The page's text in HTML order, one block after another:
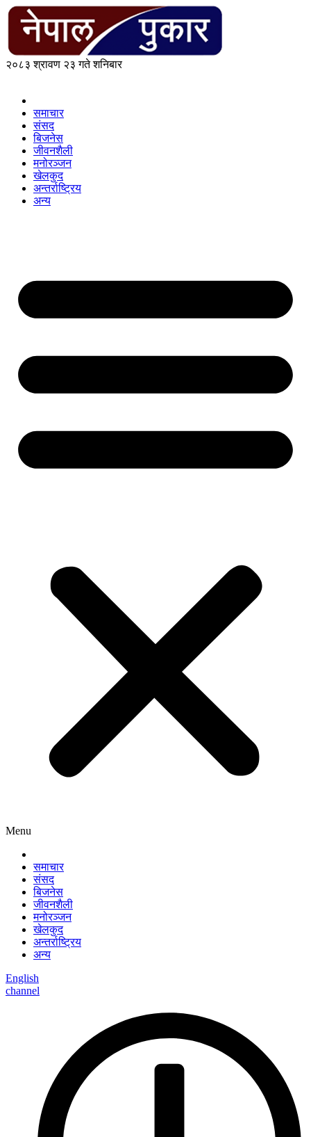
२०८३ श्रावण २३ गते शनिबार
समाचार
संसद
बिजनेस
जीवनशैली
मनोरञ्जन
खेलकुद
अन्तर्राष्ट्रिय
अन्य
Menu
समाचार
संसद
बिजनेस
जीवनशैली
मनोरञ्जन
खेलकुद
अन्तर्राष्ट्रिय
अन्य
English
channel